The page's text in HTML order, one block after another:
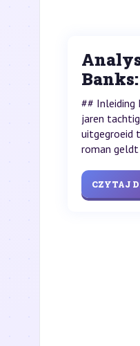
## Inleiding
jaren
uitgegroeid
roman geldt
CZYTAJ